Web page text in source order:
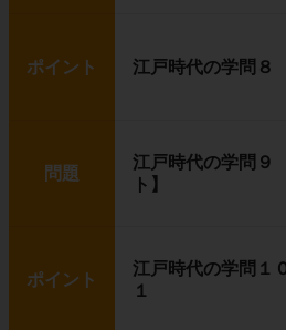
ポイント 江戸時代の学問８
問題
江戸時代の学問
ト】
ポイント
江戸時代の学問１
１